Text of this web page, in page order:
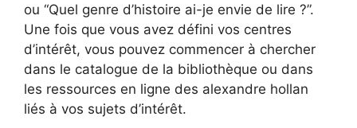
ou “Quel genre d’histoire ai-je envie de lire ?”.
Une fois que vous avez défini vos centres
d’intérêt, vous pouvez commencer à chercher
dans le catalogue de la bibliothèque ou dans
les ressources en ligne des alexandre hollan
liés à vos sujets d’intérêt.